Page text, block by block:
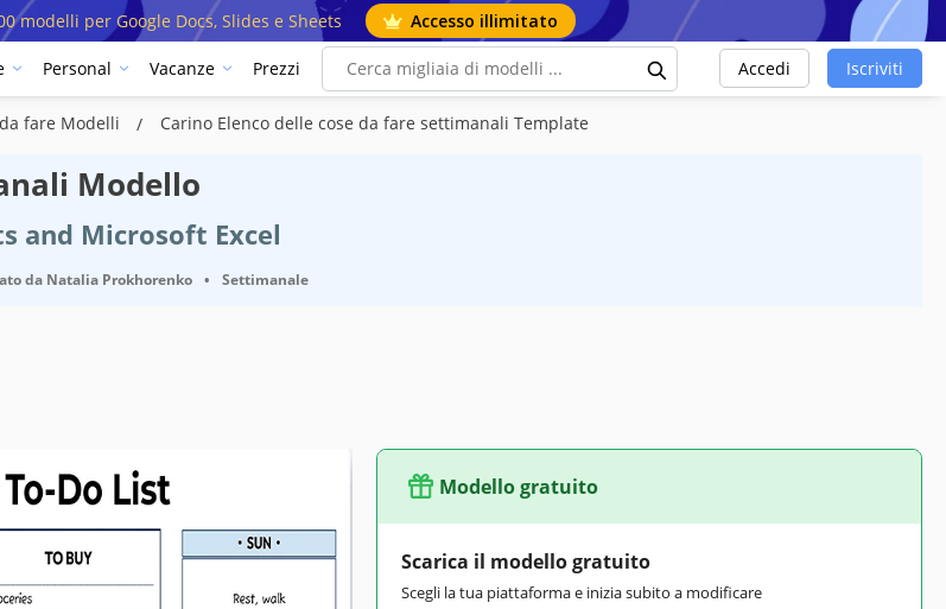
modelli per Google Docs, Slides e Sheets Accesso illimitato
Personal Vacanze Prezzi Accedi Iscriviti
fare Modelli Carino Elenco delle cose da fare settimanali Template
Modello
and Microsoft Excel
da Natalia Prokhorenko • Settimanale
Modello gratuito
Scarica il modello gratuito
Scegli la tua piattaforma e inizia subito a modificare